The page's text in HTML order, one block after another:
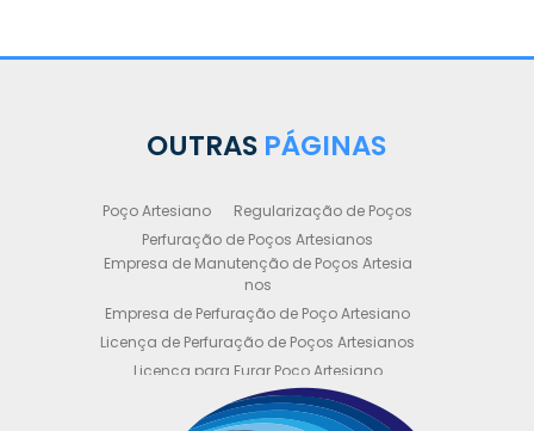
OUTRAS PÁGINAS
Poço Artesiano
Regularização de Poços
Perfuração de Poços Artesianos
Empresa de Manutenção de Poços Artesia
nos
Empresa de Perfuração de Poço Artesiano
Licença de Perfuração de Poços Artesianos
Licença para Furar Poço Artesiano
Licença para Perfuração de Poço Artesiano